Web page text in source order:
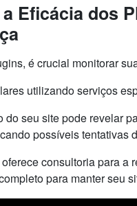
Eficácia dos
é crucial monitorar
utilizando serviços
do seu site pode revelar
possíveis tentativas
consultoria para a
para manter seu